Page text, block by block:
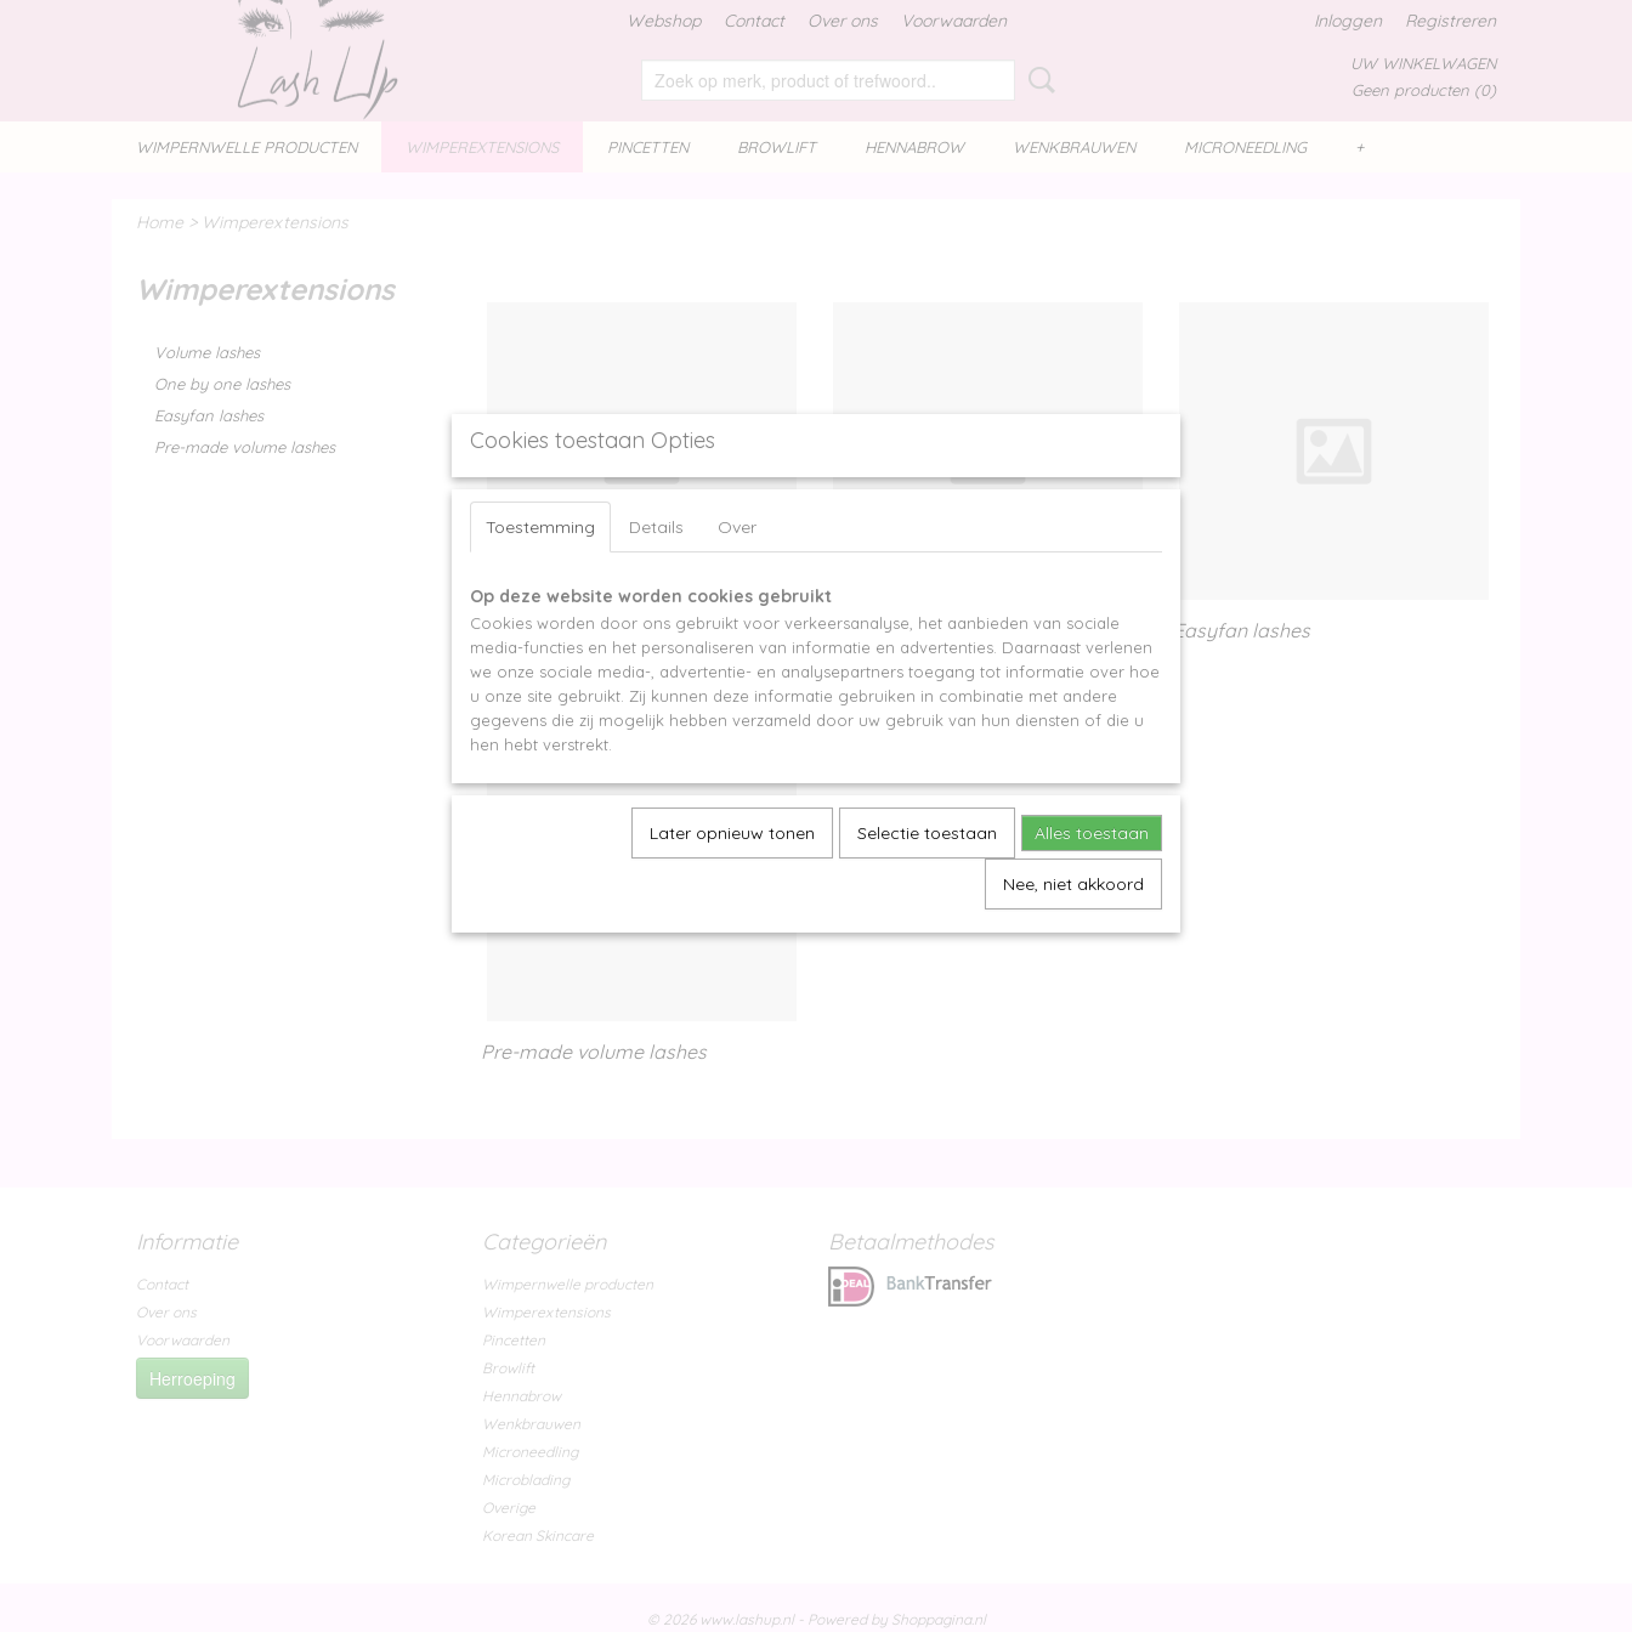
Webshop Contact Over ons Voorwaarden Inloggen Registreren
UW WINKELWAGEN
Geen producten (0)
WIMPERNWELLE PRODUCTEN WIMPEREXTENSIONS PINCETTEN BROWLIFT HENNABROW WENKBRAUWEN MICRONEEDLING +
Home > Wimperextensions
Wimperextensions
Volume lashes
One by one lashes
Easyfan lashes
Pre-made volume lashes
Volume lashes One by one lashes Easyfan lashes
Pre-made volume lashes
Informatie
Contact
Over ons
Voorwaarden
Herroeping
Categorieën
Wimpernwelle producten
Wimperextensions
Pincetten
Browlift
Hennabrow
Wenkbrauwen
Microneedling
Microblading
Overige
Korean Skincare
Betaalmethodes
© 2026 www.lashup.nl - Powered by Shoppagina.nl
Cookies toestaan Opties
Toestemming Details Over
Op deze website worden cookies gebruikt
Cookies worden door ons gebruikt voor verkeersanalyse, het aanbieden van sociale
media-functies en het personaliseren van informatie en advertenties. Daarnaast verlenen
we onze sociale media-, advertentie- en analysepartners toegang tot informatie over hoe
u onze site gebruikt. Zij kunnen deze informatie gebruiken in combinatie met andere
gegevens die zij mogelijk hebben verzameld door uw gebruik van hun diensten of die u
hen hebt verstrekt.
Later opnieuw tonen Selectie toestaan Alles toestaan
Nee, niet akkoord